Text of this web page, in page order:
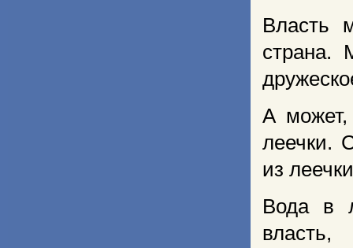
Власть
страна.
А может,
леечки.
из
Вода в